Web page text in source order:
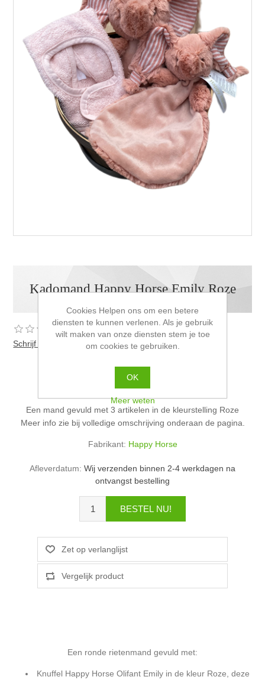
Kadomand Happy Horse Emily Roze
Schrijf als eerste voor dit product een beoordeling
€29,99 incl. BTW
Een mand gevuld met 3 artikelen in de kleurstelling Roze
Meer info zie bij volledige omschrijving onderaan de pagina.
Fabrikant: Happy Horse
Afleverdatum: Wij verzenden binnen 2-4 werkdagen na
ontvangst bestelling
Een ronde rietenmand gevuld met:
Knuffel Happy Horse Olifant Emily in de kleur Roze, deze
Cookies Helpen ons om een betere
diensten te kunnen verlenen. Als je gebruik
wilt maken van onze diensten stem je toe
om cookies te gebruiken.
OK
Meer weten